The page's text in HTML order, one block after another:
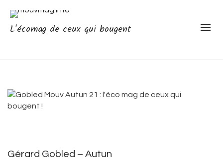
L'écomag de ceux qui bougent
Gérard Gobled – Autun